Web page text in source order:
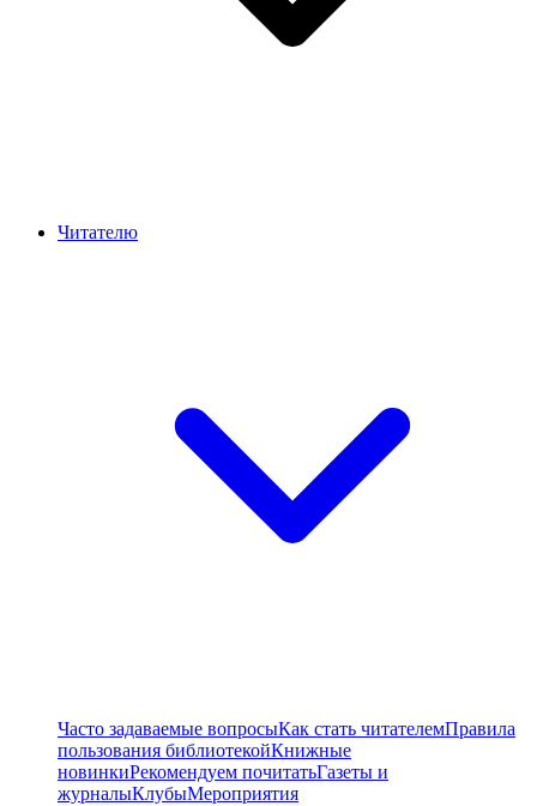
Читателю
Часто задаваемые вопросыКак стать читателемПравила
пользования библиотекойКнижные
новинкиРекомендуем почитатьГазеты и
журналыКлубыМероприятия